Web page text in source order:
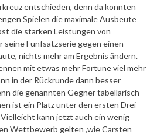
entschieden, denn da konnten
Spielen die maximale Ausbeute
die starken Leistungen von
seine Fünfsatzserie gegen einen
nichts mehr am Ergebnis ändern.
mit etwas mehr Fortune viel mehr
in der Rückrunde dann besser
die genannten Gegner tabellarisch
ist ein Platz unter den ersten Drei
kann jetzt auch ein wenig
Wettbewerb gelten ,wie Carsten